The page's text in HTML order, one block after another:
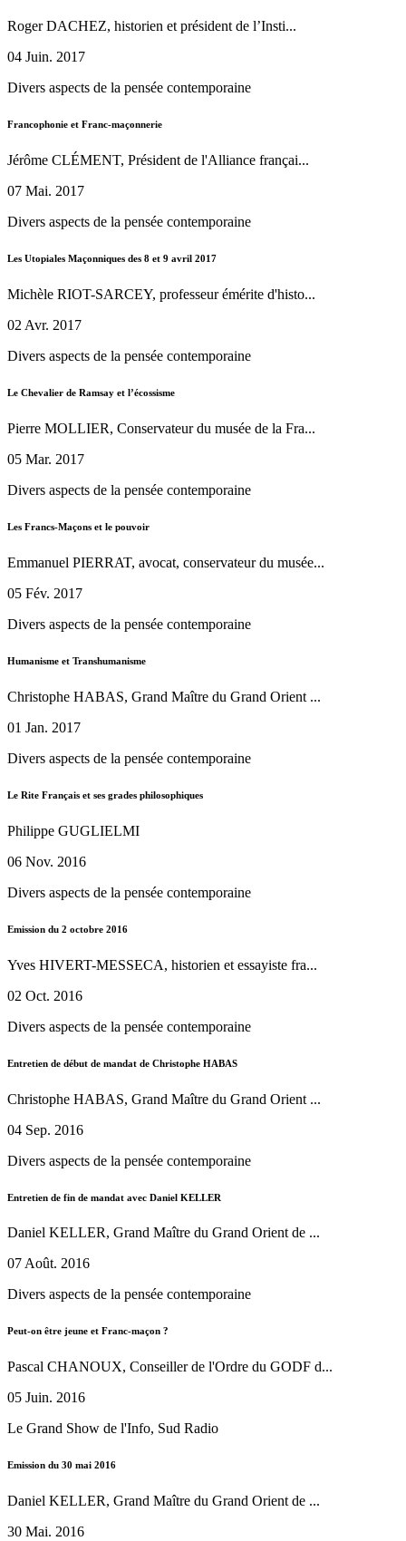
Roger DACHEZ, historien et président de l’Insti...
04 Juin. 2017
Divers aspects de la pensée contemporaine
Francophonie et Franc-maçonnerie
Jérôme CLÉMENT, Président de l'Alliance françai...
07 Mai. 2017
Divers aspects de la pensée contemporaine
Les Utopiales Maçonniques des 8 et 9 avril 2017
Michèle RIOT-SARCEY, professeur émérite d'histo...
02 Avr. 2017
Divers aspects de la pensée contemporaine
Le Chevalier de Ramsay et l’écossisme
Pierre MOLLIER, Conservateur du musée de la Fra...
05 Mar. 2017
Divers aspects de la pensée contemporaine
Les Francs-Maçons et le pouvoir
Emmanuel PIERRAT, avocat, conservateur du musée...
05 Fév. 2017
Divers aspects de la pensée contemporaine
Humanisme et Transhumanisme
Christophe HABAS, Grand Maître du Grand Orient ...
01 Jan. 2017
Divers aspects de la pensée contemporaine
Le Rite Français et ses grades philosophiques
Philippe GUGLIELMI
06 Nov. 2016
Divers aspects de la pensée contemporaine
Emission du 2 octobre 2016
Yves HIVERT-MESSECA, historien et essayiste fra...
02 Oct. 2016
Divers aspects de la pensée contemporaine
Entretien de début de mandat de Christophe HABAS
Christophe HABAS, Grand Maître du Grand Orient ...
04 Sep. 2016
Divers aspects de la pensée contemporaine
Entretien de fin de mandat avec Daniel KELLER
Daniel KELLER, Grand Maître du Grand Orient de ...
07 Août. 2016
Divers aspects de la pensée contemporaine
Peut-on être jeune et Franc-maçon ?
Pascal CHANOUX, Conseiller de l'Ordre du GODF d...
05 Juin. 2016
Le Grand Show de l'Info, Sud Radio
Emission du 30 mai 2016
Daniel KELLER, Grand Maître du Grand Orient de ...
30 Mai. 2016